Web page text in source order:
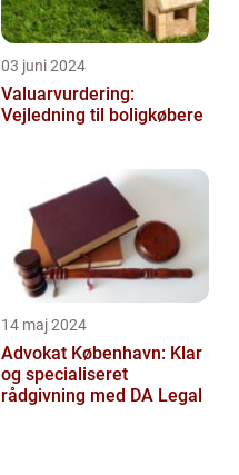
03 juni 2024
Valuarvurdering:
Vejledning til boligkøbere
14 maj 2024
Advokat København: Klar
og specialiseret
rådgivning med DA Legal